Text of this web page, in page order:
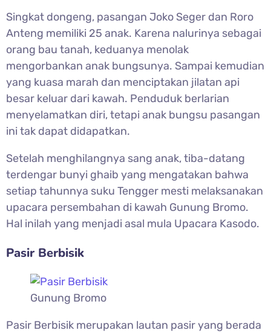
Singkat dongeng, pasangan Joko Seger dan Roro
Anteng memiliki 25 anak. Karena nalurinya sebagai
orang bau tanah, keduanya menolak
mengorbankan anak bungsunya. Sampai kemudian
yang kuasa marah dan menciptakan jilatan api
besar keluar dari kawah. Penduduk berlarian
menyelamatkan diri, tetapi anak bungsu pasangan
ini tak dapat didapatkan.
Setelah menghilangnya sang anak, tiba-datang
terdengar bunyi ghaib yang mengatakan bahwa
setiap tahunnya suku Tengger mesti melaksanakan
upacara persembahan di kawah Gunung Bromo.
Hal inilah yang menjadi asal mula Upacara Kasodo.
Pasir Berbisik
Gunung Bromo
Pasir Berbisik merupakan lautan pasir yang berada